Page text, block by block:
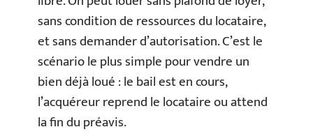
sans condition de ressources du locataire,
et sans demander d’autorisation. C’est le
scénario le plus simple pour vendre un
bien déjà loué : le bail est en cours,
l’acquéreur reprend le locataire ou attend
la fin du préavis.